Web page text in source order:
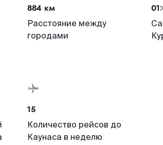
884 км
Расстояние между
городами
15
Количество рейсов до
Каунаса в неделю